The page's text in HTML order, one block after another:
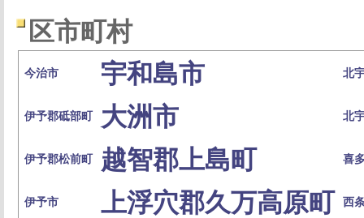
区市町村
今治市 宇和島市 北
伊予郡砥部町 大洲市 北
伊予郡松前町 越智郡上島町 喜
伊予市 上浮穴郡久万高原町 西